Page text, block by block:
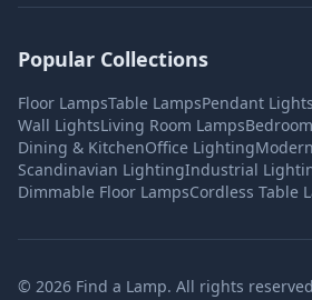
Popular Collections
Floor LampsTable LampsPendant Lights
Wall LightsLiving Room Lamps
Dining & KitchenOffice Lighting
Scandinavian LightingIndustrial
Dimmable Floor LampsCordless Table
© 2026 Find a Lamp. All rights